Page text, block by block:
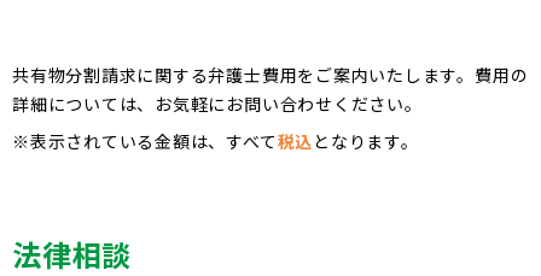
共有物分割請求に関する弁護士費用をご案内いたします。費用の
詳細については、お気軽にお問い合わせください。
※表示されている金額は、すべて税込となります。
法律相談